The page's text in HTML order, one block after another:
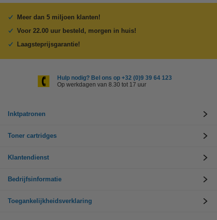
Meer dan 5 miljoen klanten!
Voor 22.00 uur besteld, morgen in huis!
Laagsteprijsgarantie!
Hulp nodig? Bel ons op +32 (0)9 39 64 123
Op werkdagen van 8.30 tot 17 uur
Inktpatronen
Toner cartridges
Klantendienst
Bedrijfsinformatie
Toegankelijkheidsverklaring